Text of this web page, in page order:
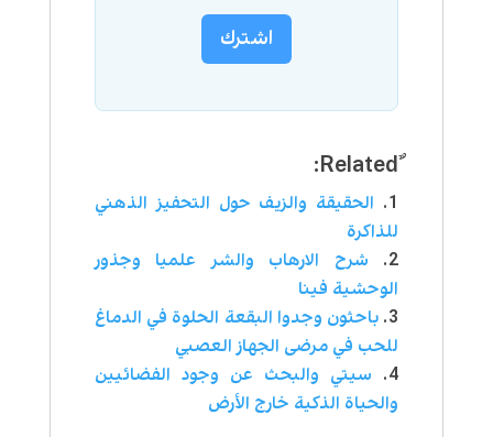
اشترك
ٌRelated:
الحقيقة والزيف حول التحفيز الذهني
للذاكرة
شرح الارهاب والشر علميا وجذور
الوحشية فينا
باحثون وجدوا البقعة الحلوة في الدماغ
للحب في مرضى الجهاز العصبي
سيتي والبحث عن وجود الفضائيين
والحياة الذكية خارج الأرض